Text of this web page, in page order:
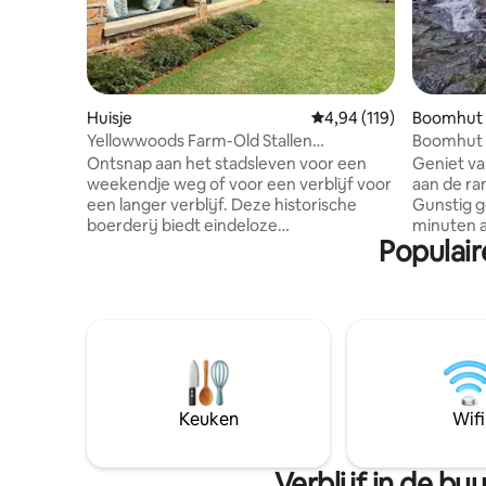
Huisje Gemiddelde
4,94 (119)
Yellowwoods Farm-Old Stallen
-2slaapkamer
Ontsnap aan het stadsleven voor een
weekendje weg of voor een verblijf voor
een langer verblijf. Deze historische
boerderij biedt eindeloze
mogelijkheden om te ontspannen en de
KZN Midlands te verkennen. We denken
fietspaden, boerenmarkten, golfbanen
en scholen. Op slechts 2 km van de N3
zijn we gemakkelijk bereikbaar en zeer
gemakkelijk te vinden. Yellowwoods
slaapkamers/2badkamer huisjes + 3 x 1-
Boomhut
Geniet
aan de
Gunstig
minuten
geen
korte
langs
een klif.
Keuken Wifi